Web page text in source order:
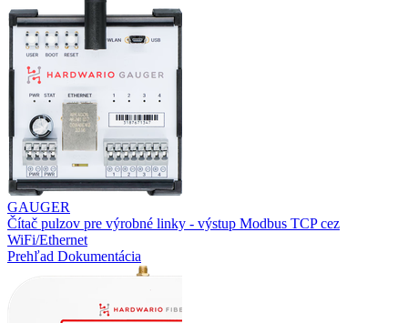
GAUGER
Čítač pulzov pre výrobné linky - výstup Modbus TCP cez
WiFi/Ethernet
Prehľad Dokumentácia